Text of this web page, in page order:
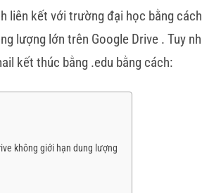
liên kết với trường đại học bằng
lượng lớn trên Google Drive . Tuy
kết thúc bằng .edu bằng cách:
không giới hạn dung lượng